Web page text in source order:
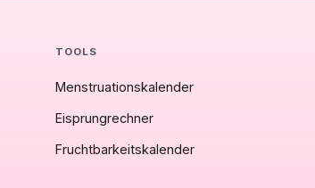
TOOLS
Menstruationskalender
Eisprungrechner
Fruchtbarkeitskalender